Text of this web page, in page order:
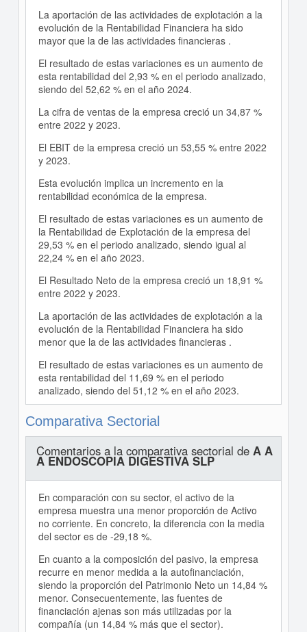
La aportación de las actividades de explotación a la
evolución de la Rentabilidad Financiera ha sido
mayor que la de las actividades financieras .
El resultado de estas variaciones es un aumento de
esta rentabilidad del 2,93 % en el periodo analizado,
siendo del 52,62 % en el año 2024.
La cifra de ventas de la empresa creció un 34,87 %
entre 2022 y 2023.
El EBIT de la empresa creció un 53,55 % entre 2022
y 2023.
Esta evolución implica un incremento en la
rentabilidad económica de la empresa.
El resultado de estas variaciones es un aumento de
la Rentabilidad de Explotación de la empresa del
29,53 % en el periodo analizado, siendo igual al
22,24 % en el año 2023.
El Resultado Neto de la empresa creció un 18,91 %
entre 2022 y 2023.
La aportación de las actividades de explotación a la
evolución de la Rentabilidad Financiera ha sido
menor que la de las actividades financieras .
El resultado de estas variaciones es un aumento de
esta rentabilidad del 11,69 % en el periodo
analizado, siendo del 51,12 % en el año 2023.
Comparativa Sectorial
Comentarios a la comparativa sectorial de A A
A ENDOSCOPIA DIGESTIVA SLP
En comparación con su sector, el activo de la
empresa muestra una menor proporción de Activo
no corriente. En concreto, la diferencia con la media
del sector es de -29,18 %.
En cuanto a la composición del pasivo, la empresa
recurre en menor medida a la autofinanciación,
siendo la proporción del Patrimonio Neto un 14,84 %
menor. Consecuentemente, las fuentes de
financiación ajenas son más utilizadas por la
compañía (un 14,84 % más que el sector).